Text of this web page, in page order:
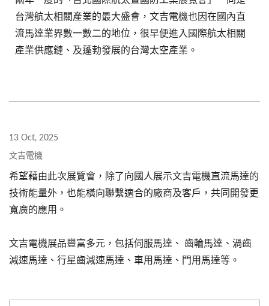
台灣航太相關產業的最大盛會，文吉電機也因在國內直
流馬達業界數一數二的地位，很早便進入國際航太相關
產業供應鏈、及蓬勃發展的台灣太空產業。
13 Oct, 2025
文吉電機
希望藉由此次展覽會，除了向國人展示文吉電機直流馬達的
技術能量外，也能橫向聯繫適合的廠商及客戶，共同開發更
寬廣的應用。
文吉電機展品豐富多元，包括伺服馬達、 齒輪馬達、渦齒
減速馬達、行星齒減速馬達、車用馬達、門用馬達等。